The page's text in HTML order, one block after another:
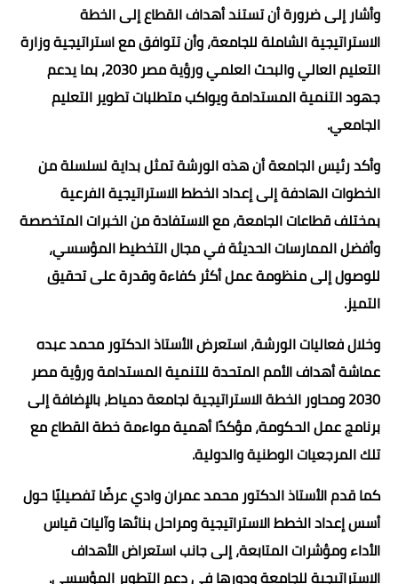
وأشار إلى ضرورة أن تستند أهداف القطاع إلى الخطة
الاستراتيجية الشاملة للجامعة، وأن تتوافق مع استراتيجية وزارة
التعليم العالي والبحث العلمي ورؤية مصر 2030، بما يدعم
جهود التنمية المستدامة ويواكب متطلبات تطوير التعليم
الجامعي.
وأكد رئيس الجامعة أن هذه الورشة تمثل بداية لسلسلة من
الخطوات الهادفة إلى إعداد الخطط الاستراتيجية الفرعية
بمختلف قطاعات الجامعة، مع الاستفادة من الخبرات المتخصصة
وأفضل الممارسات الحديثة في مجال التخطيط المؤسسي،
للوصول إلى منظومة عمل أكثر كفاءة وقدرة على تحقيق
التميز.
وخلال فعاليات الورشة، استعرض الأستاذ الدكتور محمد عبده
عماشة أهداف الأمم المتحدة للتنمية المستدامة ورؤية مصر
2030 ومحاور الخطة الاستراتيجية لجامعة دمياط، بالإضافة إلى
برنامج عمل الحكومة، مؤكدًا أهمية مواءمة خطة القطاع مع
تلك المرجعيات الوطنية والدولية.
كما قدم الأستاذ الدكتور محمد عمران وادي عرضًا تفصيليًا حول
أسس إعداد الخطط الاستراتيجية ومراحل بنائها وآليات قياس
الأداء ومؤشرات المتابعة، إلى جانب استعراض الأهداف
الاستراتيجية للجامعة ودورها في دعم التطوير المؤسسي.